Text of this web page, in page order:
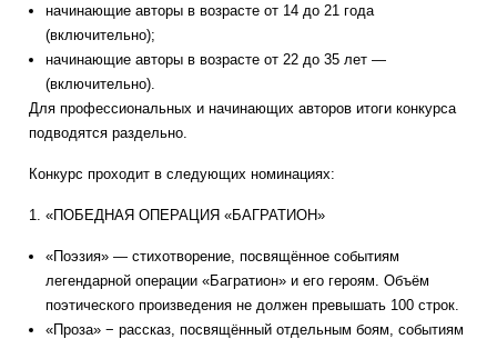
начинающие авторы в возрасте от 14 до 21 года
(включительно);
начинающие авторы в возрасте от 22 до 35 лет —
(включительно).
Для профессиональных и начинающих авторов итоги конкурса
подводятся раздельно.
Конкурс проходит в следующих номинациях:
1. «ПОБЕДНАЯ ОПЕРАЦИЯ «БАГРАТИОН»
«Поэзия» — стихотворение, посвящённое событиям
легендарной операции «Багратион» и его героям. Объём
поэтического произведения не должен превышать 100 строк.
«Проза» − рассказ, посвящённый отдельным боям, событиям